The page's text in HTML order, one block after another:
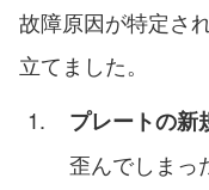
故障原因が特定さ
立てました。
プレートの新
歪んでしまっ